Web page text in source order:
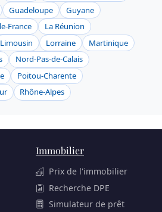
Guadeloupe
Guyane
France
La Réunion
Limousin Lorraine
Martinique
Nord-Pas-de-Calais
Poitou-Charente
Rhône-Alpes
Immobilier
Prix de l'immobilier
Recherche DPE
Simulateur de prêt